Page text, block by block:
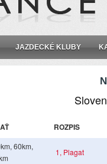
JAZDECKÉ KLUBY
ROZPIS
60km,
1, Plagat